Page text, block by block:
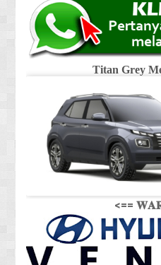
Titan Grey
<==